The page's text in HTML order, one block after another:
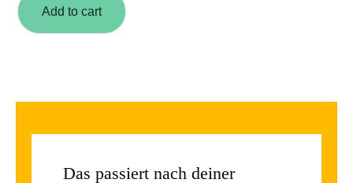
Add to cart
Das passiert nach deiner